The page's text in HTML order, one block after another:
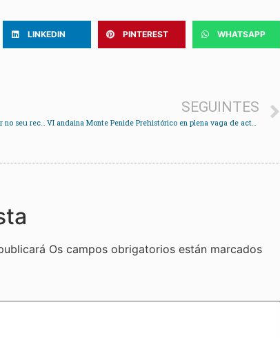
LINKEDIN PINTEREST WHATSAPP
Industria asesora aos consumidores como aforrar no seu recibo da luz
SEGUINTES
VI andaina Monte Penide Prehistórico en plena vaga de actos vandálicos
Os campos obrigatorios están marcados